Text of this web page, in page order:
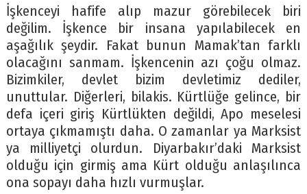
İşkenceyi hafife alıp mazur görebilecek biri
değilim. İşkence bir insana yapılabilecek en
aşağılık şeydir. Fakat bunun Mamak’tan farklı
olacağını sanmam. İşkencenin azı çoğu olmaz.
Bizimkiler, devlet bizim devletimiz dediler,
unuttular. Diğerleri, bilakis. Kürtlüğe gelince, bir
defa içeri giriş Kürtlükten değildi, Apo meselesi
ortaya çıkmamıştı daha. O zamanlar ya Marksist
ya milliyetçi olurdun. Diyarbakır’daki Marksist
olduğu için girmiş ama Kürt olduğu anlaşılınca
ona sopayı daha hızlı vurmuşlar.